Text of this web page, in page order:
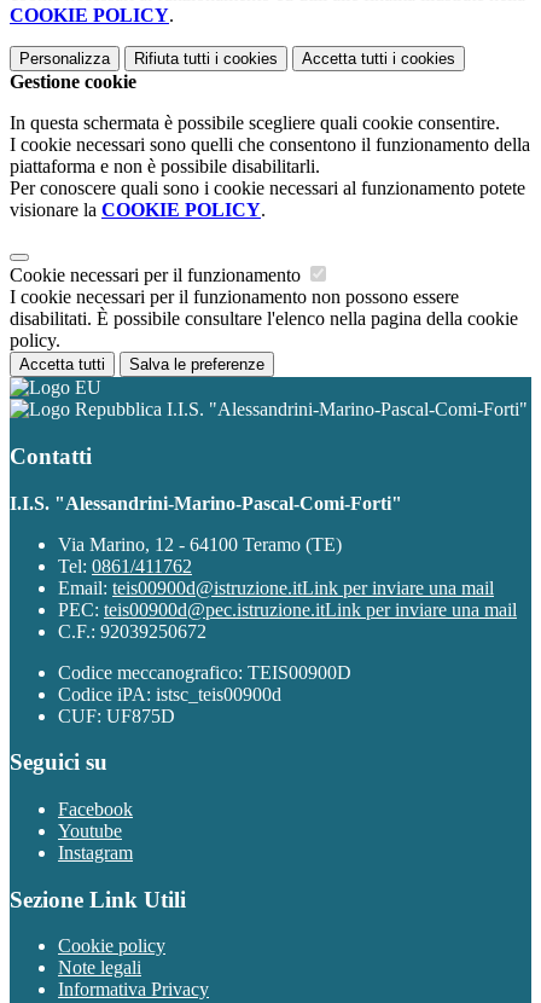
COOKIE POLICY.
Personalizza Rifiuta tutti i cookies Accetta tutti i cookies
Gestione cookie
In questa schermata è possibile scegliere quali cookie consentire.
I cookie necessari sono quelli che consentono il funzionamento della
piattaforma e non è possibile disabilitarli.
Per conoscere quali sono i cookie necessari al funzionamento potete
visionare la COOKIE POLICY.
Cookie necessari per il funzionamento
I cookie necessari per il funzionamento non possono essere
disabilitati. È possibile consultare l'elenco nella pagina della cookie
policy.
Accetta tutti Salva le preferenze
I.I.S. "Alessandrini-Marino-Pascal-Comi-Forti"
Contatti
I.I.S. "Alessandrini-Marino-Pascal-Comi-Forti"
Via Marino, 12 - 64100 Teramo (TE)
Tel: 0861/411762
Email: teis00900d@istruzione.itLink per inviare una mail
PEC: teis00900d@pec.istruzione.itLink per inviare una mail
C.F.: 92039250672
Codice meccanografico: TEIS00900D
Codice iPA: istsc_teis00900d
CUF: UF875D
Seguici su
Facebook
Youtube
Instagram
Sezione Link Utili
Cookie policy
Note legali
Informativa Privacy